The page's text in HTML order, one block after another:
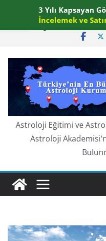
content
Cuma,
Astroloji Eğitimi ve
Astroloji
3 Yılı Kapsayan
İncelemek ve